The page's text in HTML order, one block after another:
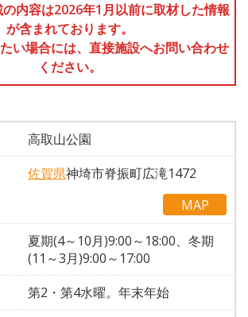
内容は2026年1月以前に取材した情報
が含まれております。
い場合には、直接施設へお問い合わせ
ください。
高取山公園
佐賀県神埼市脊振町広滝1472
MAP
夏期(4～10月)9:00～18:00、冬期
(11～3月)9:00～17:00
第2・第4水曜。年末年始